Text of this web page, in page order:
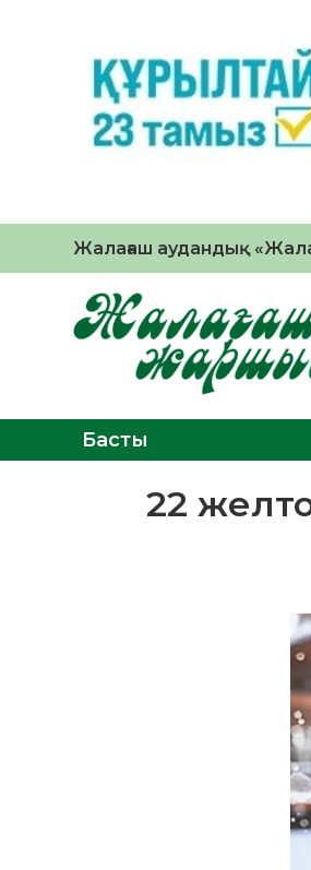
Жалағаш аудандық
Басты
22